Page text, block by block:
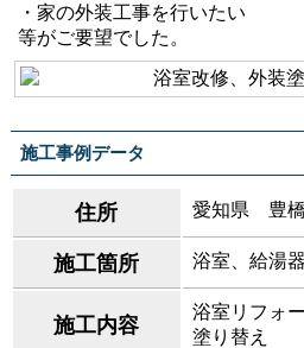
・家の外装工事を行いたい
等がご要望でした。
施工事例データ
住所 愛知県 豊
施工箇所 浴室、給湯
施工内容
浴室リフォ
塗り替え